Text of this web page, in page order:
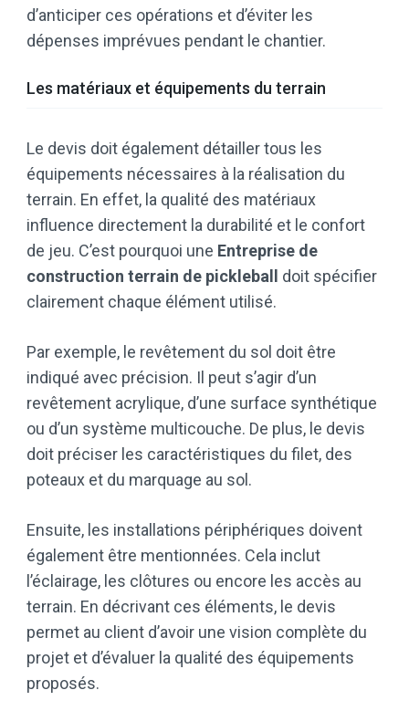
d’anticiper ces opérations et d’éviter les
dépenses imprévues pendant le chantier.
Les matériaux et équipements du terrain
Le devis doit également détailler tous les
équipements nécessaires à la réalisation du
terrain. En effet, la qualité des matériaux
influence directement la durabilité et le confort
de jeu. C’est pourquoi une Entreprise de
construction terrain de pickleball doit spécifier
clairement chaque élément utilisé.
Par exemple, le revêtement du sol doit être
indiqué avec précision. Il peut s’agir d’un
revêtement acrylique, d’une surface synthétique
ou d’un système multicouche. De plus, le devis
doit préciser les caractéristiques du filet, des
poteaux et du marquage au sol.
Ensuite, les installations périphériques doivent
également être mentionnées. Cela inclut
l’éclairage, les clôtures ou encore les accès au
terrain. En décrivant ces éléments, le devis
permet au client d’avoir une vision complète du
projet et d’évaluer la qualité des équipements
proposés.